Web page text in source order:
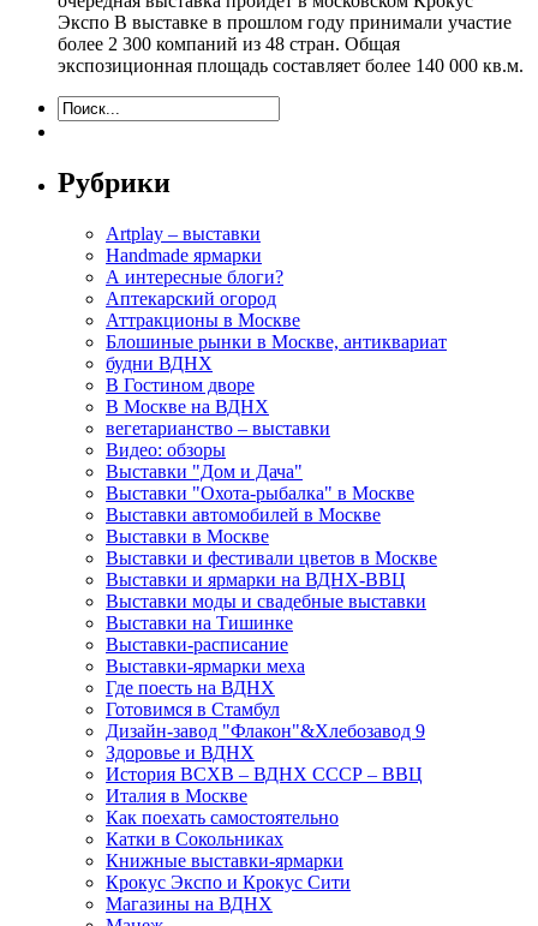
Экспо В выставке в прошлом году принимали участие
более 2 300 компаний из 48 стран. Общая
экспозиционная площадь составляет более 140 000 кв.м.
Рубрики
Artplay – выставки
Handmade ярмарки
А интересные блоги?
Аптекарский огород
Аттракционы в Москве
Блошиные рынки в Москве, антиквариат
будни ВДНХ
В Гостином дворе
В Москве на ВДНХ
вегетарианство – выставки
Видео: обзоры
Выставки "Дом и Дача"
Выставки "Охота-рыбалка" в Москве
Выставки автомобилей в Москве
Выставки в Москве
Выставки и фестивали цветов в Москве
Выставки и ярмарки на ВДНХ-ВВЦ
Выставки моды и свадебные выставки
Выставки на Тишинке
Выставки-расписание
Выставки-ярмарки меха
Где поесть на ВДНХ
Готовимся в Стамбул
Дизайн-завод "Флакон"&Хлебозавод 9
Здоровье и ВДНХ
История ВСХВ – ВДНХ СССР – ВВЦ
Италия в Москве
Как поехать самостоятельно
Катки в Сокольниках
Книжные выставки-ярмарки
Крокус Экспо и Крокус Сити
Магазины на ВДНХ